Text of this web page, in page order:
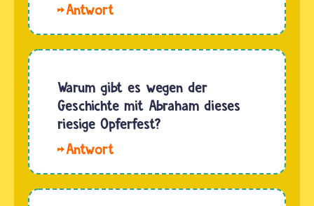
Abraham
Juden,
Christen,
Muslime
Bahai der
erste
Mensch,
Warum gibt es wegen der
Geschichte mit Abraham dieses
riesige Opferfest?
sehr, sehr